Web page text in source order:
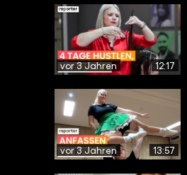
vor 3 Jahren 12:17
vor 3 Jahren 13:57